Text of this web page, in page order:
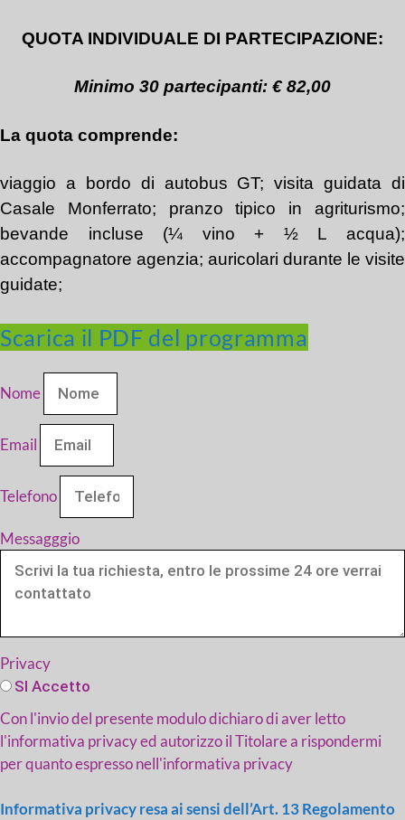
QUOTA INDIVIDUALE DI PARTECIPAZIONE:
Minimo 30 partecipanti: € 82,00
La quota comprende:
viaggio a bordo di autobus GT; visita guidata di
Casale Monferrato; pranzo tipico in agriturismo;
bevande incluse (¼ vino + ½ L acqua);
accompagnatore agenzia; auricolari durante le visite
guidate;
Scarica il PDF del programma
Nome
Email
Telefono
Messagggio
Privacy
SI Accetto
Con l'invio del presente modulo dichiaro di aver letto
l'informativa privacy ed autorizzo il Titolare a rispondermi
per quanto espresso nell'informativa privacy
Informativa privacy resa ai sensi dell’Art. 13 Regolamento